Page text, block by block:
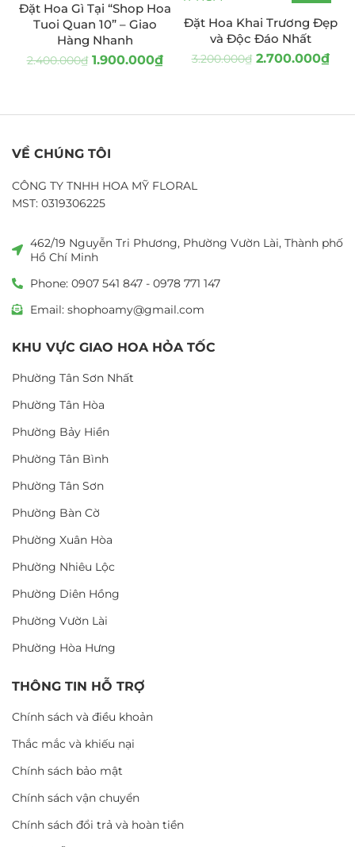
Đặt Hoa Gì Tại “Shop Hoa
Tuoi Quan 10” – Giao
Hàng Nhanh
2.400.000₫ 1.900.000₫
Đặt Hoa Khai Trương Đẹp
và Độc Đáo Nhất
3.200.000₫ 2.700.000₫
VỀ CHÚNG TÔI
CÔNG TY TNHH HOA MỸ FLORAL
MST: 0319306225
462/19 Nguyễn Tri Phương, Phường Vườn Lài, Thành phố
Hồ Chí Minh
Phone: 0907 541 847 - 0978 771 147
Email: shophoamy@gmail.com
KHU VỰC GIAO HOA HỎA TỐC
Phường Tân Sơn Nhất
Phường Tân Hòa
Phường Bảy Hiền
Phường Tân Bình
Phường Tân Sơn
Phường Bàn Cờ
Phường Xuân Hòa
Phường Nhiêu Lộc
Phường Diên Hồng
Phường Vườn Lài
Phường Hòa Hưng
THÔNG TIN HỖ TRỢ
Chính sách và điều khoản
Thắc mắc và khiếu nại
Chính sách bảo mật
Chính sách vận chuyển
Chính sách đổi trả và hoàn tiền